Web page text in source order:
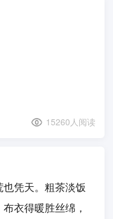
15260人阅读
凭天。粗茶淡饭
衣得暖胜丝绵，